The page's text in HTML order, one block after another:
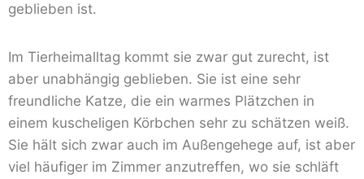
geblieben ist.
Im Tierheimalltag kommt sie zwar gut zurecht, ist
aber unabhängig geblieben. Sie ist eine sehr
freundliche Katze, die ein warmes Plätzchen in
einem kuscheligen Körbchen sehr zu schätzen weiß.
Sie hält sich zwar auch im Außengehege auf, ist aber
viel häufiger im Zimmer anzutreffen, wo sie schläft